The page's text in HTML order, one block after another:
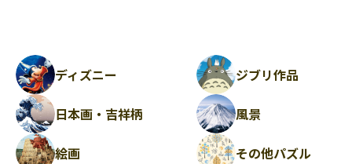
ディズニー ジブリ作品
日本画・吉祥柄 風景
絵画 その他パズル